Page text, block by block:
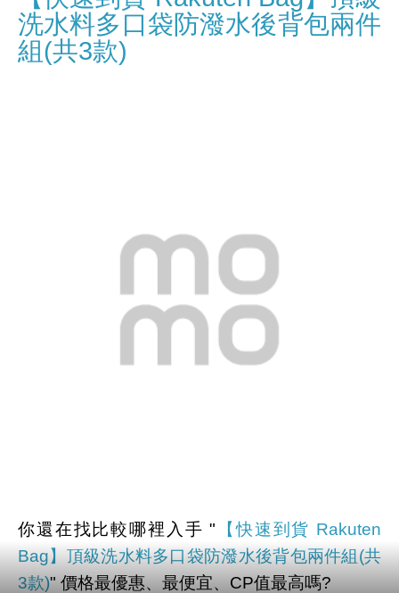
洗水料多口袋防潑水後背包兩件
組(共3款)
你還在找比較哪裡入手 " 【快速到貨 Rakuten
Bag】頂級洗水料多口袋防潑水後背包兩件組(共
3款)" 價格最優惠、最便宜、CP值最高嗎?